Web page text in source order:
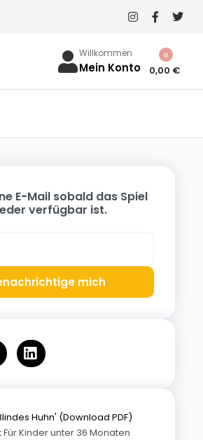
Willkommen
Mein Konto 0,00 €
0
E-Mail sobald das Spiel
verfügbar ist.
mich
Huhn' (Download PDF)
Für Kinder unter 36 Monaten